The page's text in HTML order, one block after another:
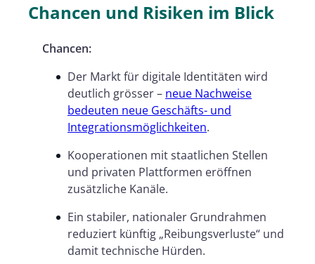
Chancen und Risiken im Blick
Chancen:
Der Markt für digitale Identitäten wird
deutlich grösser – neue Nachweise
bedeuten neue Geschäfts- und
Integrationsmöglichkeiten.
Kooperationen mit staatlichen Stellen
und privaten Plattformen eröffnen
zusätzliche Kanäle.
Ein stabiler, nationaler Grundrahmen
reduziert künftig ­„Reibungsverluste“ und
damit technische Hürden.